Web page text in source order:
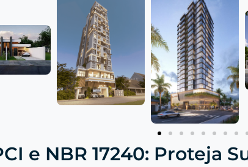
e NBR 17240: Proteja